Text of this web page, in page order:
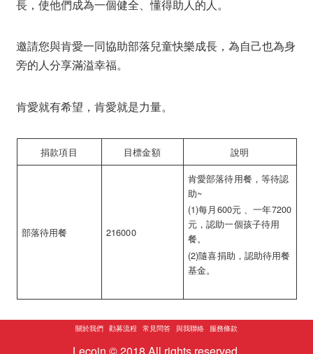
長，使他們成為一個健全、懂得助人的人。
邀請您與肯愛一同協助部落兒童快樂成長，為自己也為身
旁的人分享滿溢幸福。
肯愛就有希望，肯愛就是力量。
捐款項目 目標金額 說明
部落待用餐 216000
肯愛部落待用餐，等待認
助~
(1)每月600元 、一年7200
元，認助一個孩子待用
餐。
(2)隨喜捐助，認助待用餐
基金。
關於我們 勸募流程 常見問答 與我聯絡 服務條款
Lecoin © 2018 All rights reserved.